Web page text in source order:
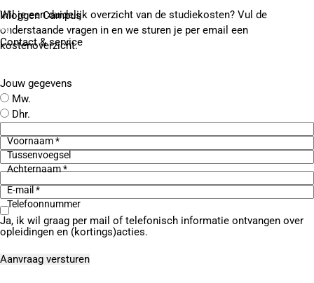
Inloggen Campus
Contact& service
Wil je een duidelijk overzicht van de studiekosten? Vul de
onderstaande vragen in en we sturen je per email een
kostenoverzicht.
Jouw gegevens
Mw.
Dhr.
Voornaam *
Tussenvoegsel
Achternaam *
E-mail *
Telefoonnummer
Ja, ik wil graag per mail of telefonisch informatie ontvangen over
opleidingen en (kortings)acties.